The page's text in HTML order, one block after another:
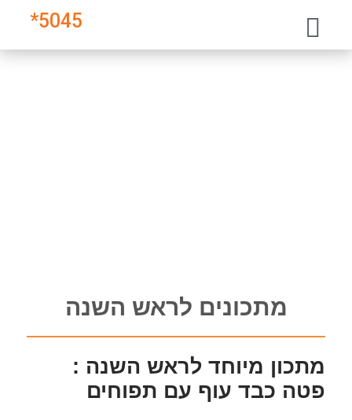
5045
*
מתכונים לראש השנה
מתכון מיוחד לראש השנה :
פטה כבד עוף עם תפוחים